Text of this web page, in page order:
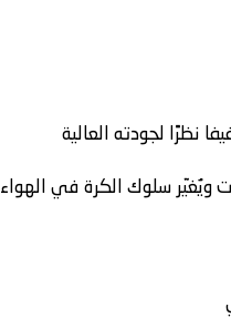
ويُغيّر سلوك الكرة في الهواء